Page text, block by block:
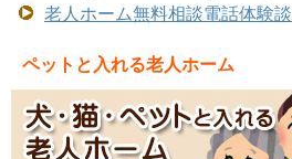
老人ホーム無料相談電話体験談
ペットと入れる老人ホーム